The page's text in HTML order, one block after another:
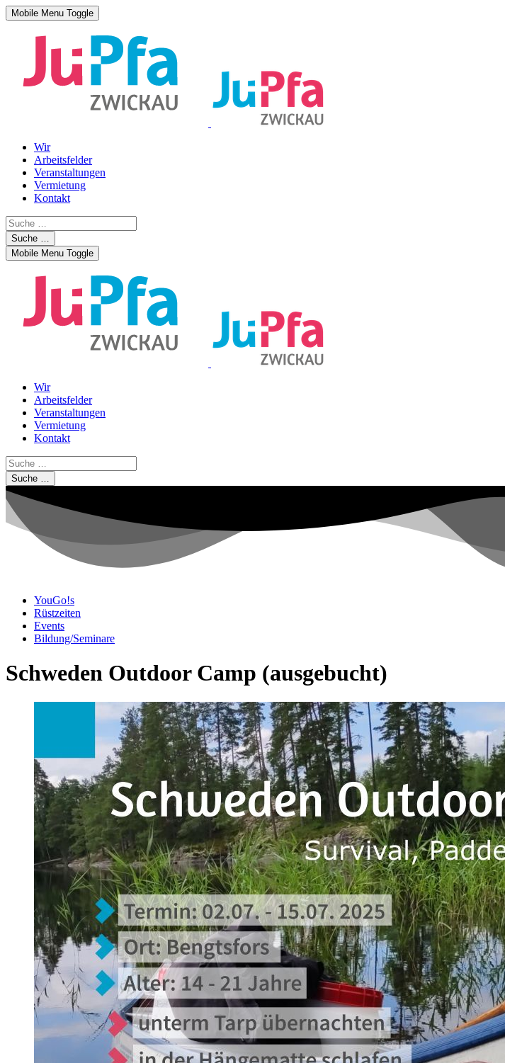
Mobile Menu Toggle
Wir
Arbeitsfelder
Veranstaltungen
Vermietung
Kontakt
Suche …
Mobile Menu Toggle
Wir
Arbeitsfelder
Veranstaltungen
Vermietung
Kontakt
Suche …
YouGo!s
Rüstzeiten
Events
Bildung/Seminare
Schweden Outdoor Camp (ausgebucht)